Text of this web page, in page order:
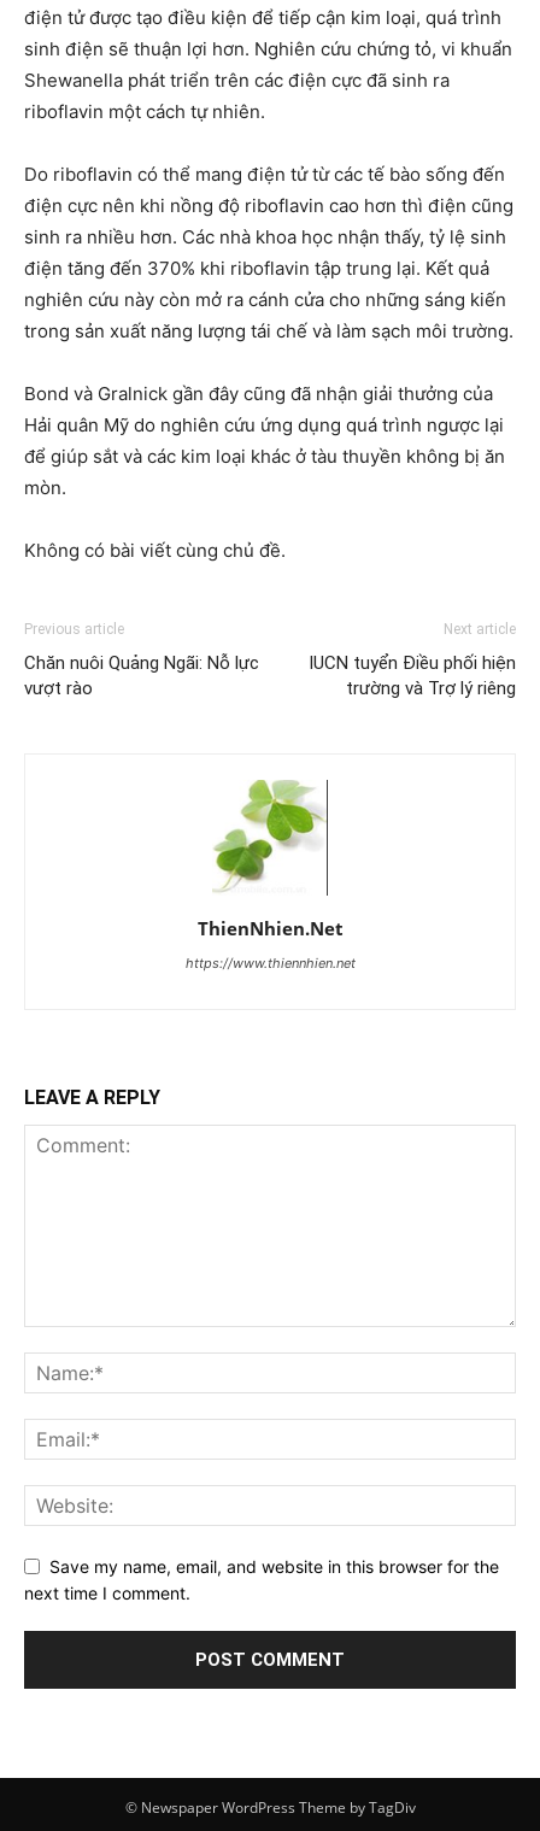
điện tử được tạo điều kiện để tiếp cận kim loại, quá trình
sinh điện sẽ thuận lợi hơn. Nghiên cứu chứng tỏ, vi khuẩn
Shewanella phát triển trên các điện cực đã sinh ra
riboflavin một cách tự nhiên.
Do riboflavin có thể mang điện tử từ các tế bào sống đến
điện cực nên khi nồng độ riboflavin cao hơn thì điện cũng
sinh ra nhiều hơn. Các nhà khoa học nhận thấy, tỷ lệ sinh
điện tăng đến 370% khi riboflavin tập trung lại. Kết quả
nghiên cứu này còn mở ra cánh cửa cho những sáng kiến
trong sản xuất năng lượng tái chế và làm sạch môi trường.
Bond và Gralnick gần đây cũng đã nhận giải thưởng của
Hải quân Mỹ do nghiên cứu ứng dụng quá trình ngược lại
để giúp sắt và các kim loại khác ở tàu thuyền không bị ăn
mòn.
Không có bài viết cùng chủ đề.
Previous article
Chăn nuôi Quảng Ngãi: Nỗ lực
vượt rào
Next article
IUCN tuyển Điều phối hiện
trường và Trợ lý riêng
ThienNhien.Net
https://www.thiennhien.net
LEAVE A REPLY
Save my name, email, and website in this browser for the
next time I comment.
© Newspaper WordPress Theme by TagDiv